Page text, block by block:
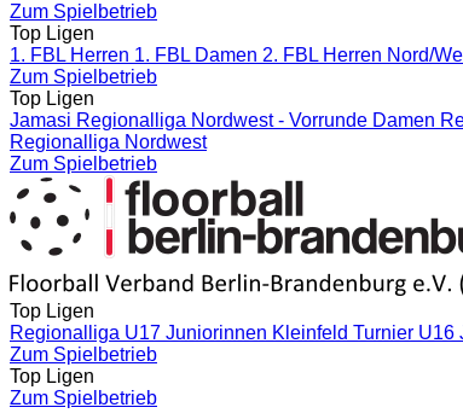
Zum Spielbetrieb
Top Ligen
1. FBL Herren 1. FBL Damen 2. FBL Herren Nord/
Zum Spielbetrieb
Top Ligen
Jamasi Regionalliga Nordwest - Vorrunde Damen
Regionalliga Nordwest
Zum Spielbetrieb
Top Ligen
Regionalliga U17 Juniorinnen Kleinfeld Turnier U16
Zum Spielbetrieb
Top Ligen
Zum Spielbetrieb